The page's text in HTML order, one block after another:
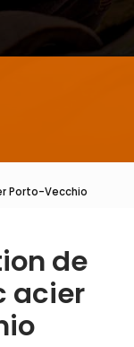
Porto-Vecchio
de
acier